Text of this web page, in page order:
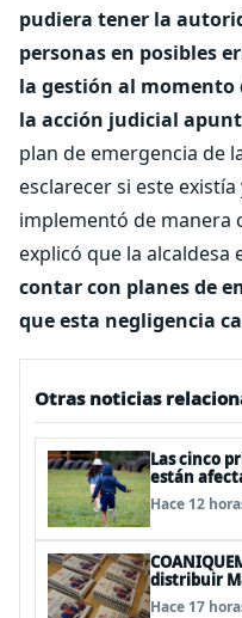
pudiera tener la
personas en posibles
la gestión al momento
la acción judicial
plan de emergencia de
esclarecer si este existía
implementó de manera
explicó que la alcaldesa
contar con planes de
que esta negligencia
Otras noticias
Las cinco
están
en Chile
Hace 12
distribuir
Hace 17